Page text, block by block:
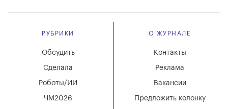
РУБРИКИ
Обсудить
Сделала
Роботы/ИИ
ЧМ2026
О ЖУРНАЛЕ
Вакансии
Реклама
Контакты
Предложить колонку